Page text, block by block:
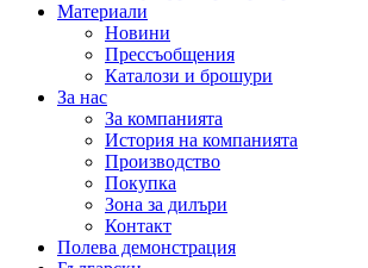
Материали
Новини
Прессъобщения
Каталози и брошури
За нас
За компанията
История на компанията
Производство
Покупка
Зона за дилъри
Контакт
Полева демонстрация